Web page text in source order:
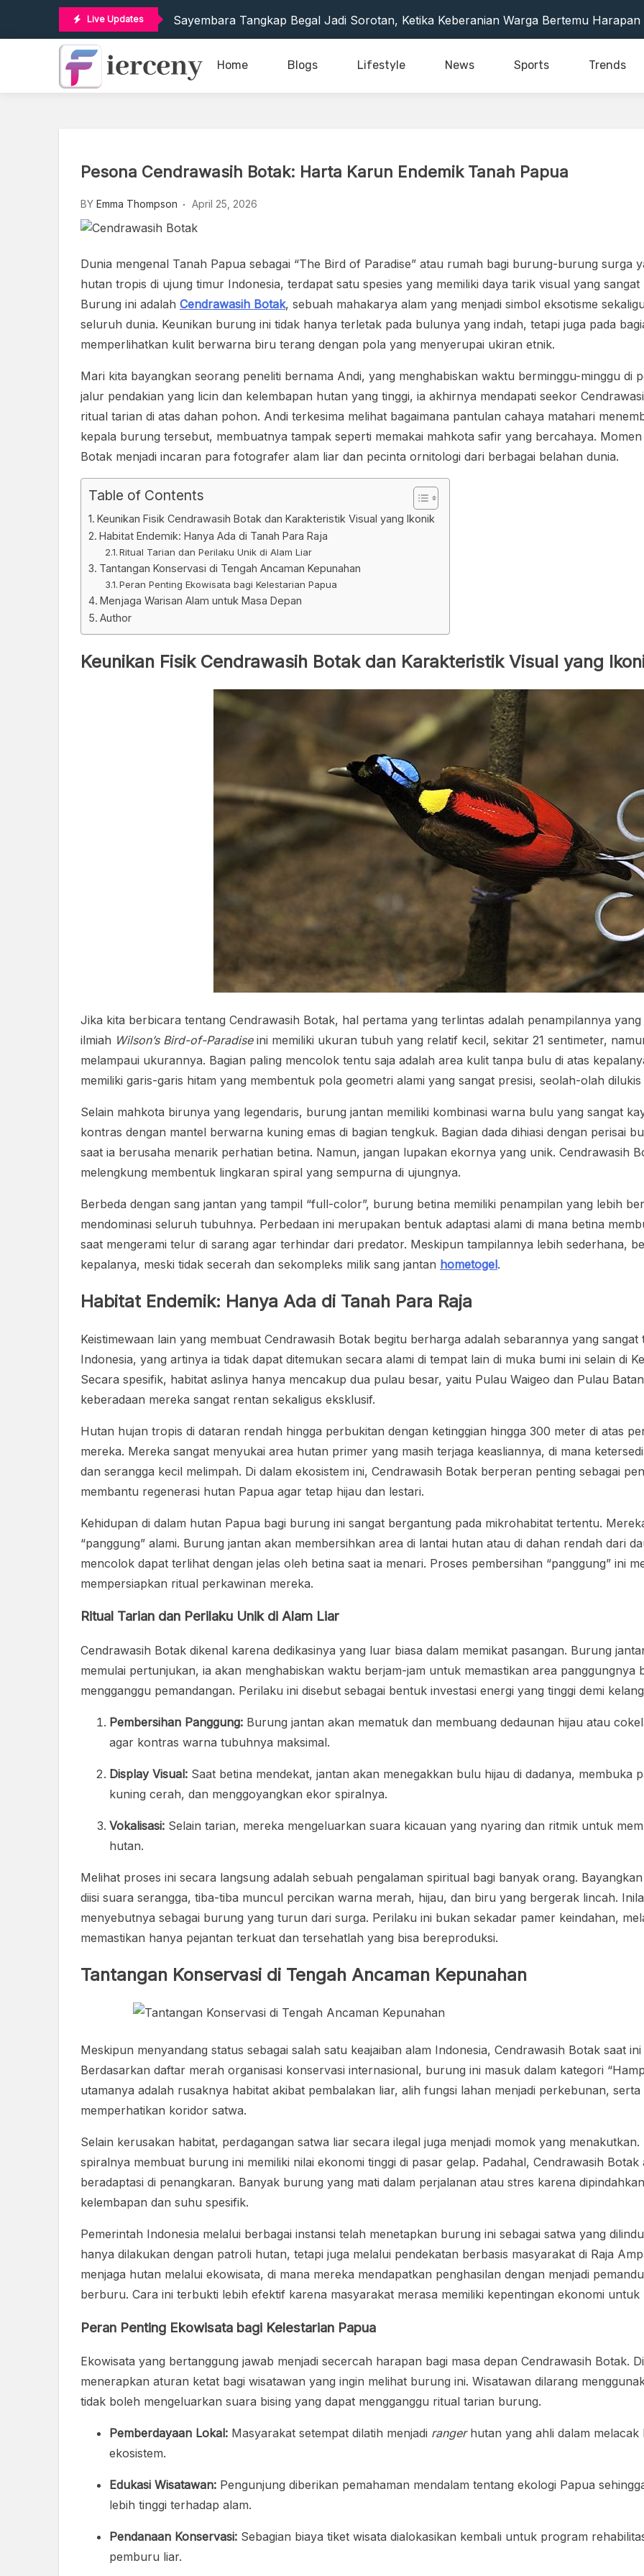
content
Live Updates
Sayembara Tangkap Begal Jadi Sorotan, Ketika Keberanian Warga Bertemu
Big Walk, Game Steam Ramah Anak Dengan Dunia Eksplorasi Seru
Motor City Movie Review, Film Aksi Bergaya Yang Seru Ditonton
Sublime Text, Editor Kode Ringan Favorit Programmer
Sublime Text, Editor Kode Ringan Favorit Programmer
Home Blogs Lifestyle News Sports Trends
Pesona Cendrawasih Botak: Harta Karun Endemik Tanah Papua
BY Emma Thompson April 25, 2026
Dunia mengenal Tanah Papua sebagai “The Bird of Paradise” atau rumah bagi burung-burung surga
hutan tropis di ujung timur Indonesia, terdapat satu spesies yang memiliki daya tarik visual yang
Burung ini adalah Cendrawasih Botak, sebuah mahakarya alam yang menjadi simbol eksotisme
seluruh dunia. Keunikan burung ini tidak hanya terletak pada bulunya yang indah, tetapi juga pada
memperlihatkan kulit berwarna biru terang dengan pola yang menyerupai ukiran etnik.
Mari kita bayangkan seorang peneliti bernama Andi, yang menghabiskan waktu berminggu-minggu di
jalur pendakian yang licin dan kelembapan hutan yang tinggi, ia akhirnya mendapati seekor
ritual tarian di atas dahan pohon. Andi terkesima melihat bagaimana pantulan cahaya matahari
kepala burung tersebut, membuatnya tampak seperti memakai mahkota safir yang bercahaya.
Botak menjadi incaran para fotografer alam liar dan pecinta ornitologi dari berbagai belahan dunia.
Table of Contents
Keunikan Fisik Cendrawasih Botak dan Karakteristik Visual yang Ikonik
Habitat Endemik: Hanya Ada di Tanah Para Raja
Ritual Tarian dan Perilaku Unik di Alam Liar
Tantangan Konservasi di Tengah Ancaman Kepunahan
Peran Penting Ekowisata bagi Kelestarian Papua
Menjaga Warisan Alam untuk Masa Depan
Author
Keunikan Fisik Cendrawasih Botak dan Karakteristik Visual yang
Jika kita berbicara tentang Cendrawasih Botak, hal pertama yang terlintas adalah penampilannya
ilmiah Wilson’s Bird-of-Paradiseini memiliki ukuran tubuh yang relatif kecil, sekitar 21 sentimeter,
melampaui ukurannya. Bagian paling mencolok tentu saja adalah area kulit tanpa bulu di atas
memiliki garis-garis hitam yang membentuk pola geometri alami yang sangat presisi, seolah-olah
Selain mahkota birunya yang legendaris, burung jantan memiliki kombinasi warna bulu yang sangat
kontras dengan mantel berwarna kuning emas di bagian tengkuk. Bagian dada dihiasi dengan perisai
saat ia berusaha menarik perhatian betina. Namun, jangan lupakan ekornya yang unik. Cendrawasih
melengkung membentuk lingkaran spiral yang sempurna di ujungnya.
Berbeda dengan sang jantan yang tampil “full-color”, burung betina memiliki penampilan yang lebih
mendominasi seluruh tubuhnya. Perbedaan ini merupakan bentuk adaptasi alami di mana betina
saat mengerami telur di sarang agar terhindar dari predator. Meskipun tampilannya lebih sederhana,
kepalanya, meski tidak secerah dan sekompleks milik sang jantan hometogel.
Habitat Endemik: Hanya Ada di Tanah Para Raja
Keistimewaan lain yang membuat Cendrawasih Botak begitu berharga adalah sebarannya yang
Indonesia, yang artinya ia tidak dapat ditemukan secara alami di tempat lain di muka bumi ini selain di
Secara spesifik, habitat aslinya hanya mencakup dua pulau besar, yaitu Pulau Waigeo dan Pulau
keberadaan mereka sangat rentan sekaligus eksklusif.
Hutan hujan tropis di dataran rendah hingga perbukitan dengan ketinggian hingga 300 meter di atas
mereka. Mereka sangat menyukai area hutan primer yang masih terjaga keasliannya, di mana
dan serangga kecil melimpah. Di dalam ekosistem ini, Cendrawasih Botak berperan penting sebagai
membantu regenerasi hutan Papua agar tetap hijau dan lestari.
Kehidupan di dalam hutan Papua bagi burung ini sangat bergantung pada mikrohabitat tertentu.
“panggung” alami. Burung jantan akan membersihkan area di lantai hutan atau di dahan rendah dari
mencolok dapat terlihat dengan jelas oleh betina saat ia menari. Proses pembersihan “panggung” ini
mempersiapkan ritual perkawinan mereka.
Ritual Tarian dan Perilaku Unik di Alam Liar
Cendrawasih Botak dikenal karena dedikasinya yang luar biasa dalam memikat pasangan. Burung
memulai pertunjukan, ia akan menghabiskan waktu berjam-jam untuk memastikan area
mengganggu pemandangan. Perilaku ini disebut sebagai bentuk investasi energi yang tinggi demi
Pembersihan Panggung: Burung jantan akan mematuk dan membuang dedaunan hijau atau
agar kontras warna tubuhnya maksimal.
Display Visual: Saat betina mendekat, jantan akan menegakkan bulu hijau di dadanya,
kuning cerah, dan menggoyangkan ekor spiralnya.
Vokalisasi: Selain tarian, mereka mengeluarkan suara kicauan yang nyaring dan ritmik untuk
hutan.
Melihat proses ini secara langsung adalah sebuah pengalaman spiritual bagi banyak orang.
diisi suara serangga, tiba-tiba muncul percikan warna merah, hijau, dan biru yang bergerak lincah.
menyebutnya sebagai burung yang turun dari surga. Perilaku ini bukan sekadar pamer keindahan,
memastikan hanya pejantan terkuat dan tersehatlah yang bisa bereproduksi.
Tantangan Konservasi di Tengah Ancaman Kepunahan
Meskipun menyandang status sebagai salah satu keajaiban alam Indonesia, Cendrawasih Botak saat
Berdasarkan daftar merah organisasi konservasi internasional, burung ini masuk dalam kategori
utamanya adalah rusaknya habitat akibat pembalakan liar, alih fungsi lahan menjadi perkebunan,
memperhatikan koridor satwa.
Selain kerusakan habitat, perdagangan satwa liar secara ilegal juga menjadi momok yang
spiralnya membuat burung ini memiliki nilai ekonomi tinggi di pasar gelap. Padahal, Cendrawasih
beradaptasi di penangkaran. Banyak burung yang mati dalam perjalanan atau stres karena
kelembapan dan suhu spesifik.
Pemerintah Indonesia melalui berbagai instansi telah menetapkan burung ini sebagai satwa yang
hanya dilakukan dengan patroli hutan, tetapi juga melalui pendekatan berbasis masyarakat di Raja
menjaga hutan melalui ekowisata, di mana mereka mendapatkan penghasilan dengan menjadi
berburu. Cara ini terbukti lebih efektif karena masyarakat merasa memiliki kepentingan ekonomi
Peran Penting Ekowisata bagi Kelestarian Papua
Ekowisata yang bertanggung jawab menjadi secercah harapan bagi masa depan Cendrawasih Botak.
menerapkan aturan ketat bagi wisatawan yang ingin melihat burung ini. Wisatawan dilarang
tidak boleh mengeluarkan suara bising yang dapat mengganggu ritual tarian burung.
Pemberdayaan Lokal: Masyarakat setempat dilatih menjadi rangerhutan yang ahli dalam
ekosistem.
Edukasi Wisatawan: Pengunjung diberikan pemahaman mendalam tentang ekologi Papua
lebih tinggi terhadap alam.
Pendanaan Konservasi: Sebagian biaya tiket wisata dialokasikan kembali untuk program
pemburu liar.